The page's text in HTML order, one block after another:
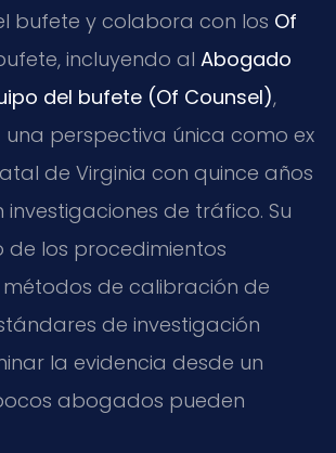
bufete y colabora con los Of
incluyendo al Abogado
del bufete (Of Counsel),
perspectiva única como ex
de Virginia con quince años
investigaciones de tráfico. Su
de los procedimientos
métodos de calibración de
de investigación
la evidencia desde un
abogados pueden